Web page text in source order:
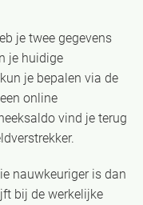
je twee gegevens
je huidige
je bepalen via de
online
vind je terug
nauwkeuriger is dan
bij de werkelijke